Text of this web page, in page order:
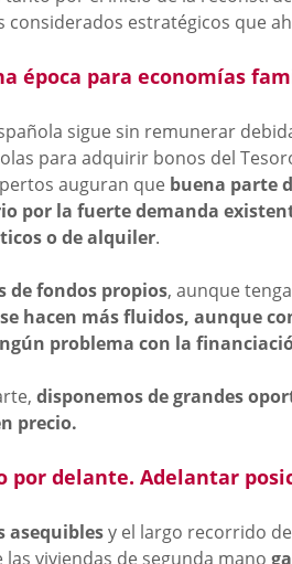
considerados estratégicos que
época para economías
sigue sin remunerar
para adquirir bonos del
auguran que buena parte
por la fuerte demanda
o de alquiler.
de fondos propios, aunque
hacen más fluidos, aunque
problema con la
disponemos de grandes
precio.
por delante. Adelantar
asequiblesy el largo recorrido
viviendas de segunda mano